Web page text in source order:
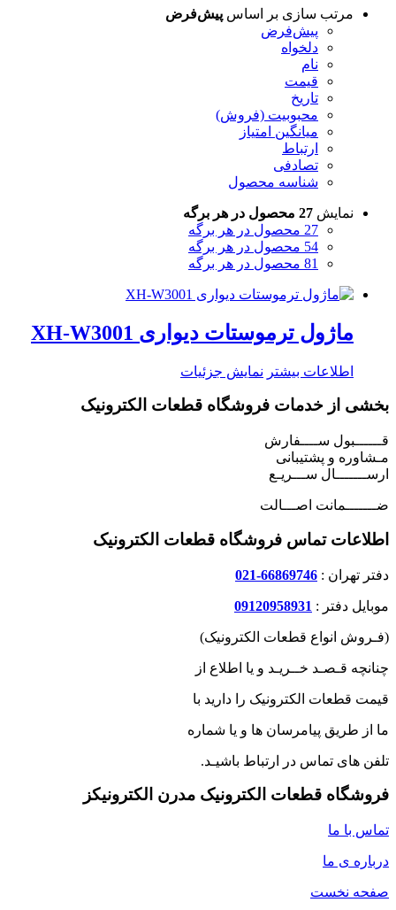
مرتب سازی بر اساس پیش‌فرض
پیش‌فرض
دلخواه
نام
قیمت
تاریخ
محبوبیت (فروش)
میانگین امتیاز
ارتباط
تصادفی
شناسه محصول
نمایش 27 محصول در هر برگه
27 محصول در هر برگه
54 محصول در هر برگه
81 محصول در هر برگه
ماژول ترموستات دیواری XH-W3001
اطلاعات بیشتر نمایش جزئیات
بخشی از خدمات فروشگاه قطعات الکترونیک
قــــــبول ســــفارش
مـشاوره و پشتیبانی
ارســـــــال ســـریـع
ضـــــــمانت اصـــالت
اطلاعات تماس فروشگاه قطعات الکترونیک
دفتر تهران : 66869746-021
موبایل دفتر : 09120958931
(فـروش انواع قطعات الکترونیک)
چنانچه قـصـد خــریـد و یا اطلاع از
قیمت قطعات الکترونیک را دارید با
ما از طریق پیامرسان ها و یا شماره
تلفن های تماس در ارتباط باشیـد.
فروشگاه قطعات الکترونیک مدرن الکترونیکز
تماس با ما
درباره ی ما
صفحه نخست